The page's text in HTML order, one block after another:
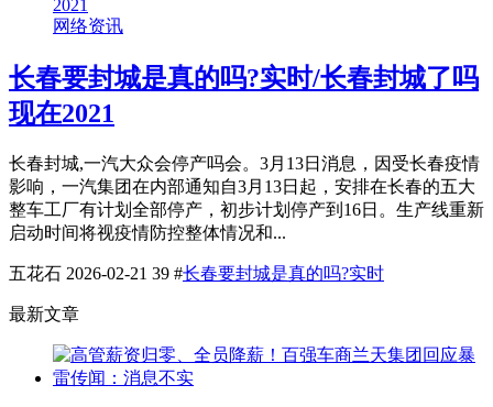
网络资讯
长春要封城是真的吗?实时/长春封城了吗
现在2021
长春封城,一汽大众会停产吗会。3月13日消息，因受长春疫情
影响，一汽集团在内部通知自3月13日起，安排在长春的五大
整车工厂有计划全部停产，初步计划停产到16日。生产线重新
启动时间将视疫情防控整体情况和...
五花石 2026-02-21 39 #长春要封城是真的吗?实时
最新文章